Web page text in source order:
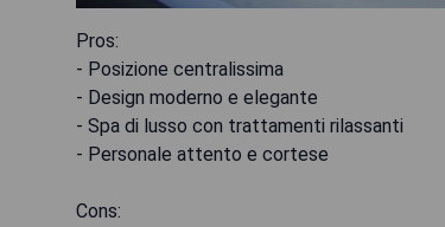
Pros:
- Posizione centralissima
- Design moderno e elegante
- Spa di lusso con trattamenti rilassanti
- Personale attento e cortese
Cons: